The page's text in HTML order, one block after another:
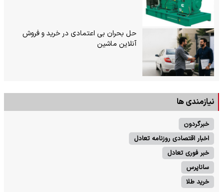
حل بحران بی‌ اعتمادی در خرید و فروش
آنلاین ماشین
نیازمندی ها
خبرگردون
اخبار اقتصادی روزنامه تعادل
خبر فوری تعادل
ساناپرس
خرید طلا